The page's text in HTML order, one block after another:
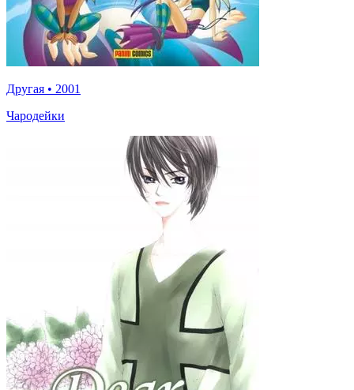
Другая • 2001
Чародейки